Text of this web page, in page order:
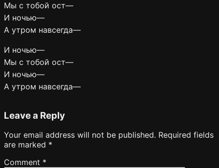
Мы с тобой ост—
И ночью—
А утром навсегда—
И ночью—
Мы с тобой ост—
И ночью—
А утром навсегда—
Leave a Reply
Your email address will not be published. Required fields
are marked *
Comment *